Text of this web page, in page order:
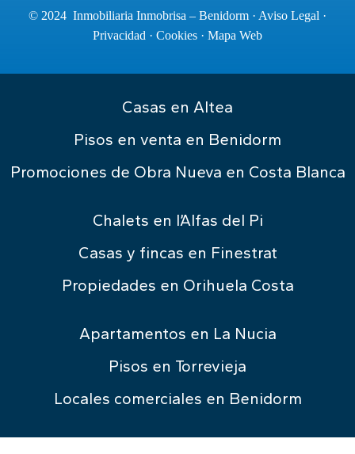
© 2024 Inmobiliaria Inmobrisa – Benidorm · Aviso Legal ·
Privacidad · Cookies · Mapa Web
Casas en Altea
Pisos en venta en Benidorm
Promociones de Obra Nueva en Costa Blanca
Chalets en l’Alfas del Pi
Casas y fincas en Finestrat
Propiedades en Orihuela Costa
Apartamentos en La Nucia
Pisos en Torrevieja
Locales comerciales en Benidorm